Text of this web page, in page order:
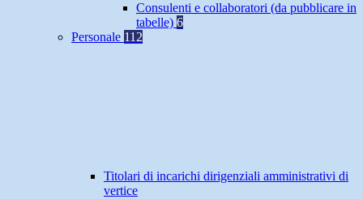
Consulenti e collaboratori (da pubblicare in
tabelle) 6
Personale 112
Titolari di incarichi dirigenziali amministrativi di
vertice